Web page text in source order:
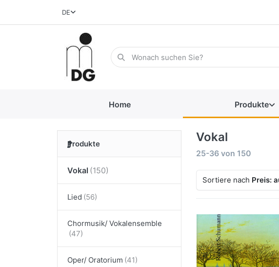
DE
Home Produkte
Produkte
Vokal
Lied
Chormusik/ Vokalensemble
Oper/ Oratorium
Vokal
25-36 von 150
Sortiere nach Preis: